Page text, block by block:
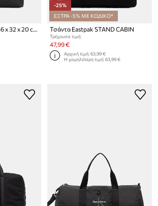
Τσάντα Michael Kors 46 x 32 x 20 cm
-25%
ΕΞΤΡΑ -5% ΜΕ ΚΩΔΙΚΟ*
Τσάντα Eastpak STAND CABIN
Τρέχουσα τιμή:
47,99 €
Αρχική τιμή:63,99 €
Η χαμηλότερη τιμή:63,99 €